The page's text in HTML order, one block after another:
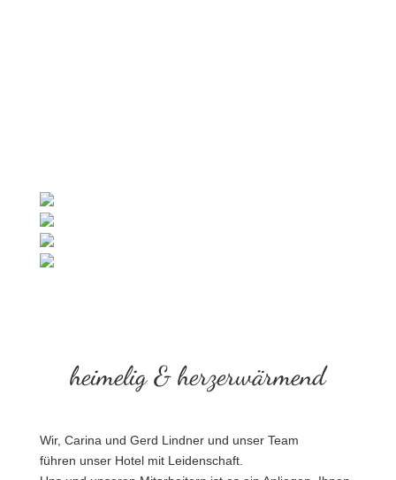
heimelig & herzerwärmend
Wir, Carina und Gerd Lindner und unser Team
führen unser Hotel mit Leidenschaft.